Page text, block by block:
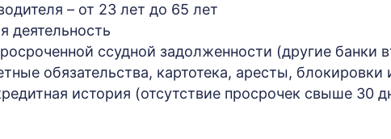
– от 23 лет до 65 лет
деятельность
ссудной задолженности (другие банки
обязательства, картотека, аресты, блокировки
история (отсутствие просрочек свыше 30